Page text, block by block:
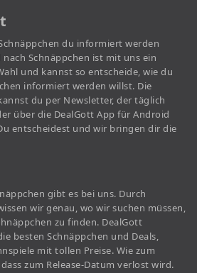
du informiert werden
Schnäppchen ist mit uns ein
und kannst so entscheide, wie du
informiert werden willst. Die
du per Newsletter, der täglich
über die DealGott App für Android
entscheidest und wir bringen dir die
gibt es bei uns. Durch
wir genau, wo wir suchen müssen,
zu finden. DealGott
besten Schnäppchen und Deals,
mit tollen Preise. Wie zum
zum Release-Datum verlost wird.